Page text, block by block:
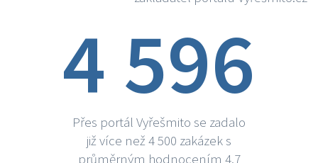
4 596
Přes portál Vyřešmito se zadalo
již více než 4 500 zakázek s
průměrným hodnocením 4,7